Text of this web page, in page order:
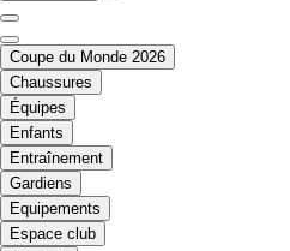
Coupe du Monde 2026
Chaussures
Équipes
Enfants
Entraînement
Gardiens
Equipements
Espace club